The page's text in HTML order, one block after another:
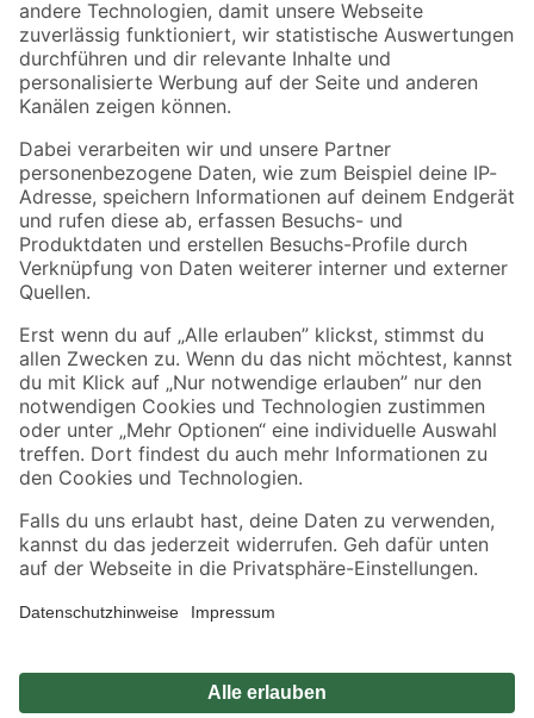
Zur Newsletter Anmeldung
Folge uns
Zahlungsarten Versandarten
Sicher einkaufen
Jetzt die toom-App herunterladen
Alle Preisangaben in EUR inkl. gesetzl. MwSt.. Die dargestellten Angebote sind unter
Umständen nicht in allen Märkten verfügbar. Die angegebenen Verfügbarkeiten beziehen
Produkte nur solange der Vorrat reicht.
*Paketversand ab 59 € versandkostenfrei, gilt nicht für Artikel mit Speditionsversand, hier
Privatsphäre Impressum